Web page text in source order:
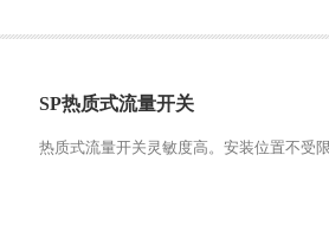
SP热质式流量开关
热质式流量开关灵敏度高。安装位置不受